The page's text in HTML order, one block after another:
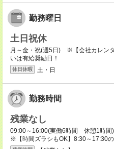
勤務曜日
土日祝休
月～金・祝(週5日) ※【会社カレン
いは有給奨励日！
休日休暇 土・日
勤務時間
残業なし
09:00～16:00(実働6時間 休憩1時間)
※【時間ズラシもOK】8:30～17:30